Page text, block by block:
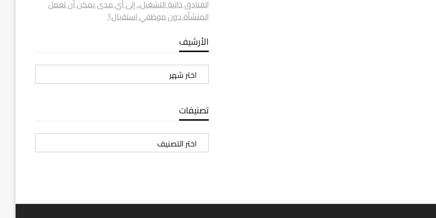
الفنادق ذاتية التشغيل.. إلى أي مدى يمكن أن تعمل
المنشأة دون موظفي استقبال؟
الأرشيف
الأرشيف
تصنيفات
تصنيفات